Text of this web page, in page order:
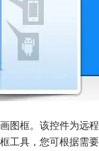
图框。该控件为远程
工具，您可根据需要